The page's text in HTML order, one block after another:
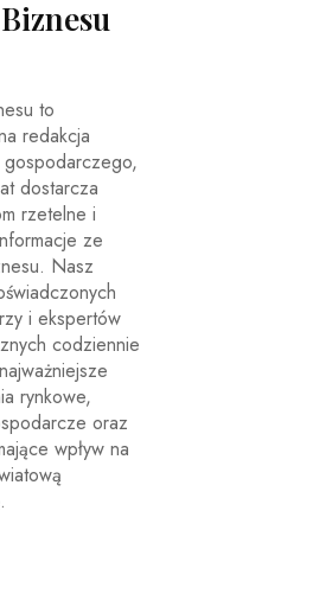
to
redakcja
gospodarczego,
dostarcza
rzetelne i
ze
Nasz
i ekspertów
codziennie
rynkowe,
oraz
wpływ na